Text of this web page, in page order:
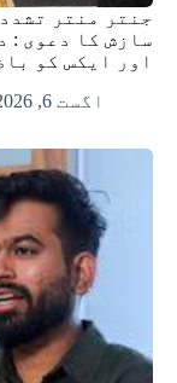
جنتر منتر
سازش کا دعوی :
اور ایکس کو
اگست 6, 2026